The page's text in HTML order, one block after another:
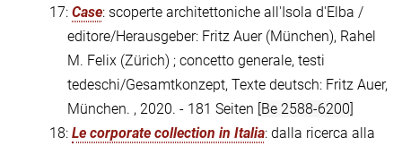
17: Case: scoperte architettoniche all'Isola d'Elba /
editore/Herausgeber: Fritz Auer (München), Rahel
M. Felix (Zürich) ; concetto generale, testi
tedeschi/Gesamtkonzept, Texte deutsch: Fritz Auer,
München. , 2020. - 181 Seiten [Be 2588-6200]
18: Le corporate collection in Italia: dalla ricerca alla